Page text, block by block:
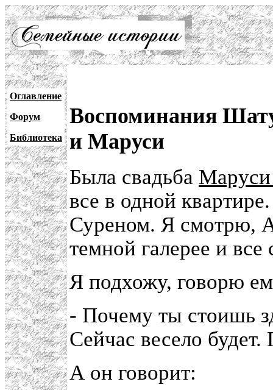
Оглавление
Форум
Библиотека
Воспоминания
и Маруси
Была свадьба
все в одной
Суреном. Я смотрю,
темной галерее и
Я подхожу, говорю
- Почему ты стоишь
Сейчас весело
А он говорит: